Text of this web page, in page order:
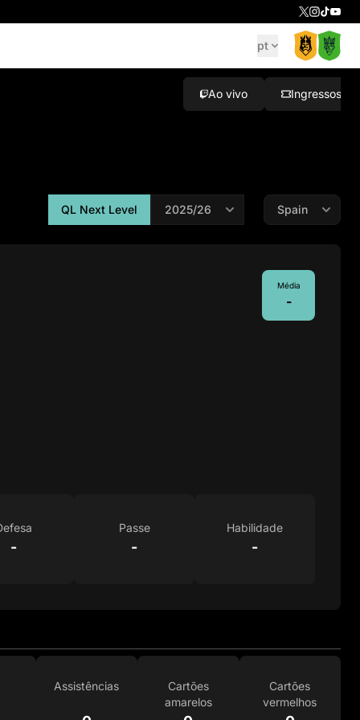
pt
Ao vivo Ingressos
QL Next Level
Média
-
-
Passe
-
Habilidade
-
Assistências
Cartões
amarelos
Cartões
vermelhos